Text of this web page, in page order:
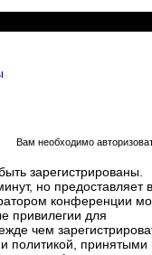
Вам необходимо
зарегистрированы.
но предоставляет
конференции
привилегии для
чем
политикой, принятыми